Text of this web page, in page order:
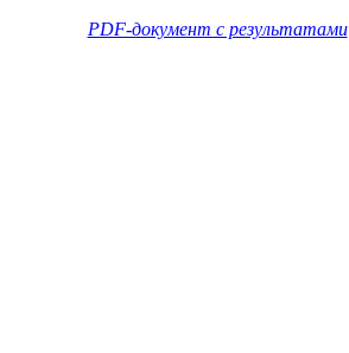
PDF-документ с результатами